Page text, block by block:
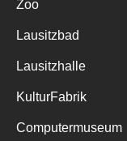
Zoo
Lausitzbad
Lausitzhalle
KulturFabrik
Computermuseum